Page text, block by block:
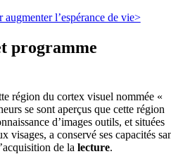
l’espérance de vie>
programme
région du cortex visuel nommée «
se sont aperçus que cette région
d’images outils, et situées
visages, a conservé ses capacités
de la lecture.